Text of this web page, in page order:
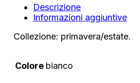
Descrizione
Informazioni aggiuntive
Collezione: primavera/estate.
Colore bianco